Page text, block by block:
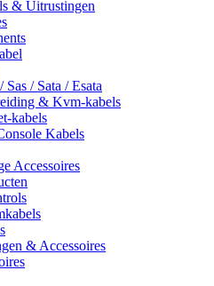
& Uitrustingen
/ Sata / Esata
& Kvm-kabels
kabels
Kabels
Accessoires
& Accessoires